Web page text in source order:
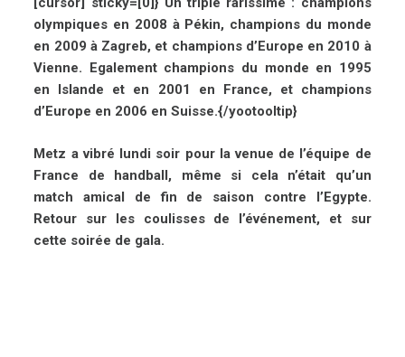
olympiques en 2008 à Pékin, champions du monde
en 2009 à Zagreb, et champions d’Europe en 2010 à
Vienne. Egalement champions du monde en 1995
en Islande et en 2001 en France, et champions
d’Europe en 2006 en Suisse.{/yootooltip}
Metz a vibré lundi soir pour la venue de l’équipe de
France de handball, même si cela n’était qu’un
match amical de fin de saison contre l’Egypte.
Retour sur les coulisses de l’événement, et sur
cette soirée de gala.